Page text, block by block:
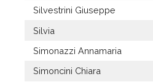
Silvestrini Giuseppe
Silvia
Simonazzi Annamaria
Simoncini Chiara